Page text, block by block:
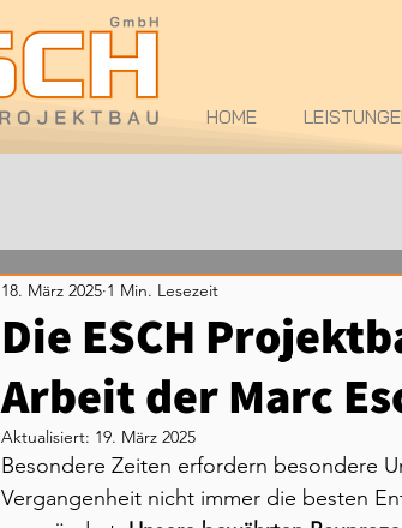
HOME
Die ESCH
Arbeit der Marc
18. März 2025 1 Min. Lesezeit
Aktualisiert: 19. März 2025
Besondere Zeiten erfordern besondere
Vergangenheit nicht immer die besten